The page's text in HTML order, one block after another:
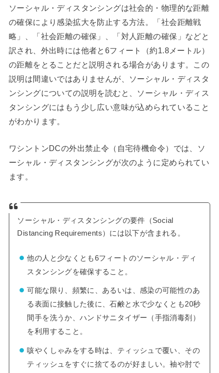
ソーシャル・ディスタンシングは社会的・物理的な距離
の確保により感染拡大を防止する方法。「社会距離戦
略」、「社会距離の確保」、「対人距離の確保」などと
訳され、外出時には他者と6フィート（約1.8メートル）
の距離をとることだと説明される場合があります。この
説明は間違いではありませんが、ソーシャル・ディスタ
ンシングについての説明を読むと、ソーシャル・ディス
タンシングにはもう少し広い意味が込められていること
がわかります。
ワシントンDCの外出禁止令（自宅待機命令）では、ソ
ーシャル・ディスタンシングが次のように定められてい
ます。
ソーシャル・ディスタンシングの要件（Social
Distancing Requirements）には以下が含まれる。
他の人と少なくとも6フィートのソーシャル・ディ
スタンシングを確保すること。
可能な限り、頻繁に、あるいは、感染の可能性のあ
る表面に接触した後に、石鹸と水で少なくとも20秒
間手を洗うか、ハンドサニタイザー（手指消毒剤）
を利用すること。
咳やくしゃみをする時は、ティッシュで覆い、その
ティッシュをすぐに捨てるのが好ましい。袖や肘で